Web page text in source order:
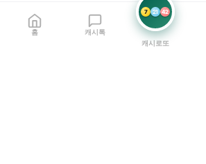
홈 캐시톡
7 21 42
캐시로또